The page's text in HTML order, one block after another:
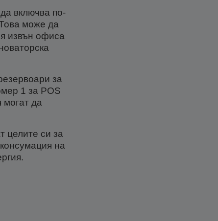
включва по-
може да
извън офиса
за
1 за POS
да
целите си за
на